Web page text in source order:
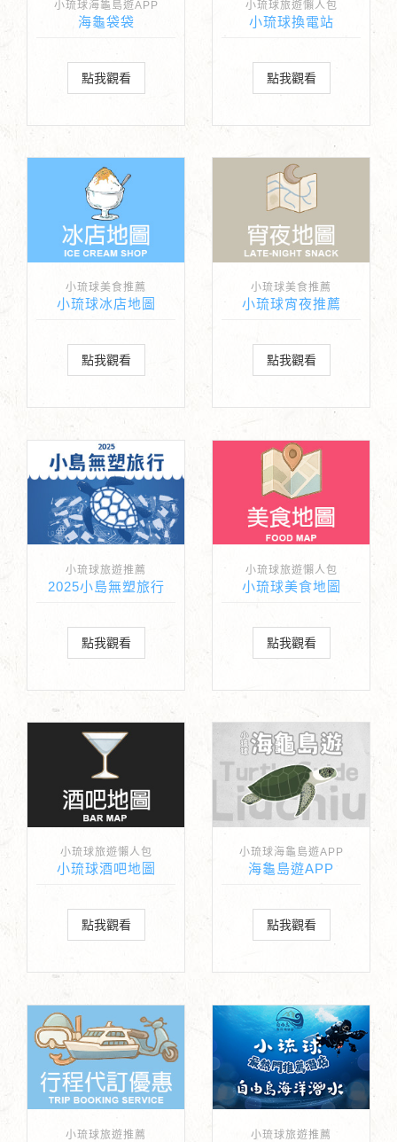
小琉球海龜島遊APP
海龜袋袋
點我觀看
小琉球旅遊懶人包
小琉球換電站
點我觀看
小琉球美食推薦
小琉球冰店地圖
點我觀看
小琉球美食推薦
小琉球宵夜推薦
點我觀看
小琉球旅遊推薦
2025小島無塑旅行
點我觀看
小琉球旅遊懶人包
小琉球美食地圖
點我觀看
小琉球旅遊懶人包
小琉球酒吧地圖
點我觀看
小琉球海龜島遊APP
海龜島遊APP
點我觀看
小琉球旅遊推薦 小琉球旅遊推薦